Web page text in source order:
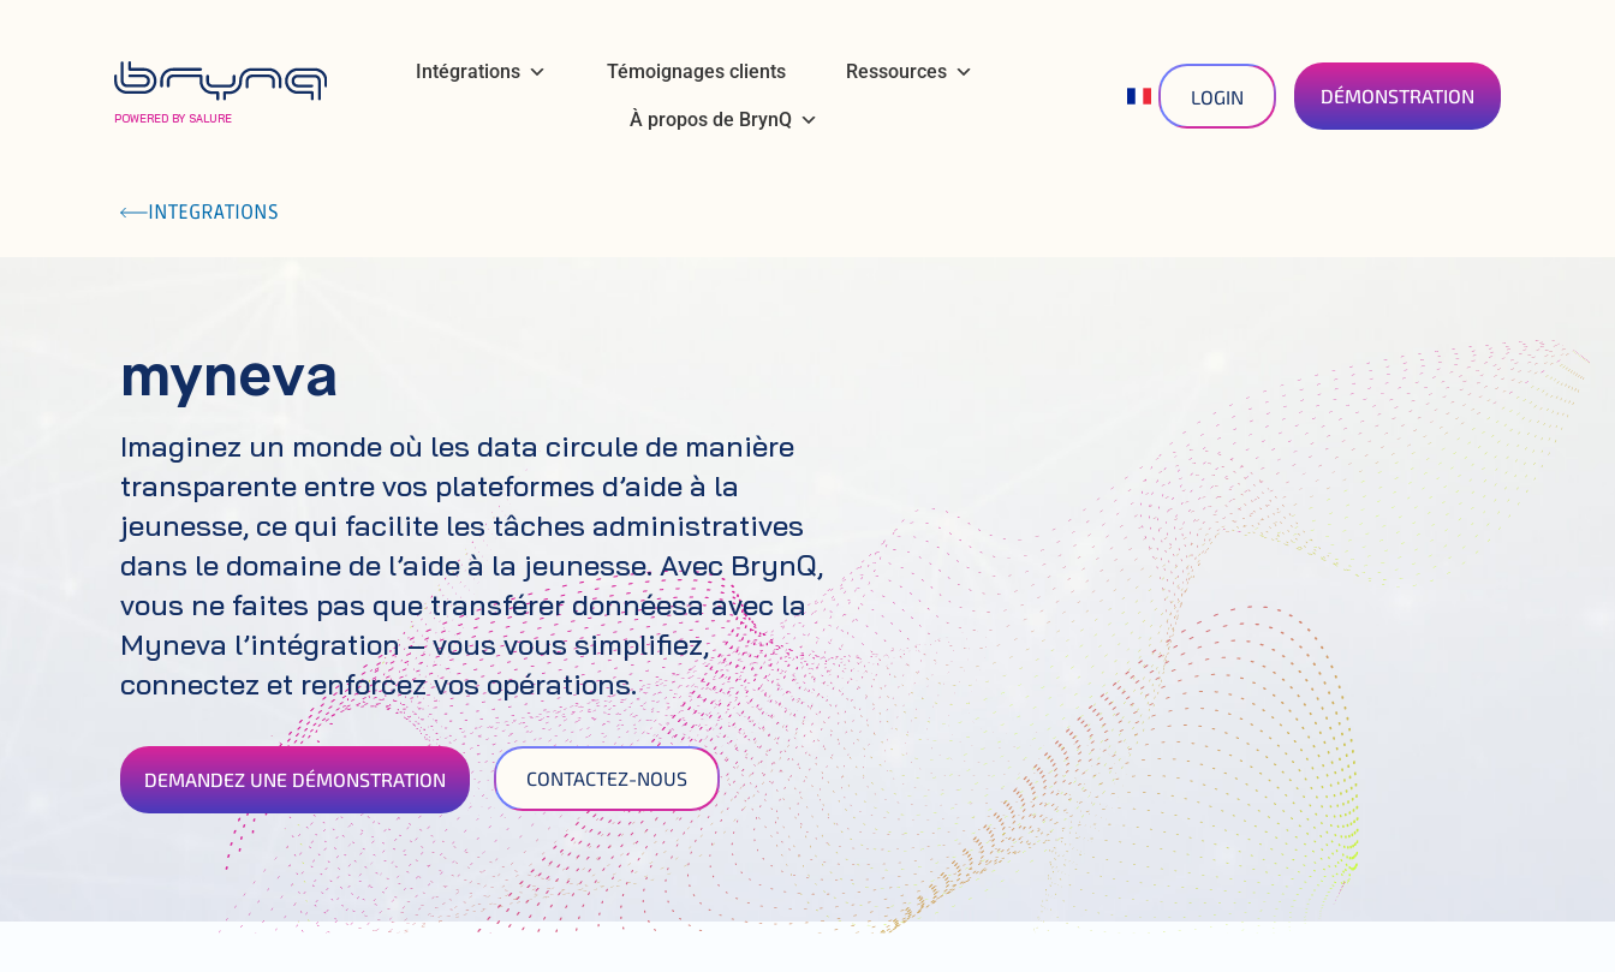
POWERED BY SALURE
Intégrations Témoignages clients Ressources
À propos de BrynQ
LOGIN DÉMONSTRATION
INTEGRATIONS
myneva
Imaginez un monde où les data circule de manière
transparente entre vos plateformes d’aide à la
jeunesse, ce qui facilite les tâches administratives
dans le domaine de l’aide à la jeunesse. Avec BrynQ,
vous ne faites pas que transférer donnéesa avec la
Myneva l’intégration – vousvoussimplifiez,
connectez et renforcez vos opérations.
DEMANDEZ UNE DÉMONSTRATION CONTACTEZ-NOUS